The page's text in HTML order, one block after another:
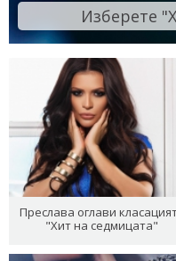
Изберете
Преслава оглави
"Хит на седмицата"